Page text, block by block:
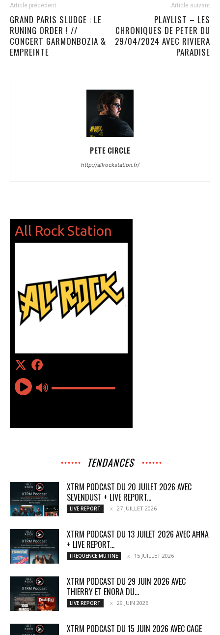
Article précédent
GRAND PARIS SLUDGE : LE
RUNING ORDER ! //
CONCERT GARMONBOZIA &
EMPREINTE
Article suivant
PLAYLIST – LES
CHRONIQUES DE PETER DU
29/04/2024 AVEC RIVIERA
PARADISE
PETE CIRCLE
http://allrockstation.fr/
TENDANCES
XTRM PODCAST DU 20 JUILET 2026 AVEC
SEVENDUST + LIVE REPORT...
LIVE REPORT 27 JUILLET 2026
XTRM PODCAST DU 13 JUILET 2026 AVEC AĦNA
+ LIVE REPORT...
FREQUENCE MUTINE 15 JUILLET 2026
XTRM PODCAST DU 29 JUIN 2026 AVEC
THIERRY ET ENORA DU...
LIVE REPORT 29 JUIN 2026
XTRM PODCAST DU 15 JUIN 2026 AVEC CAGE